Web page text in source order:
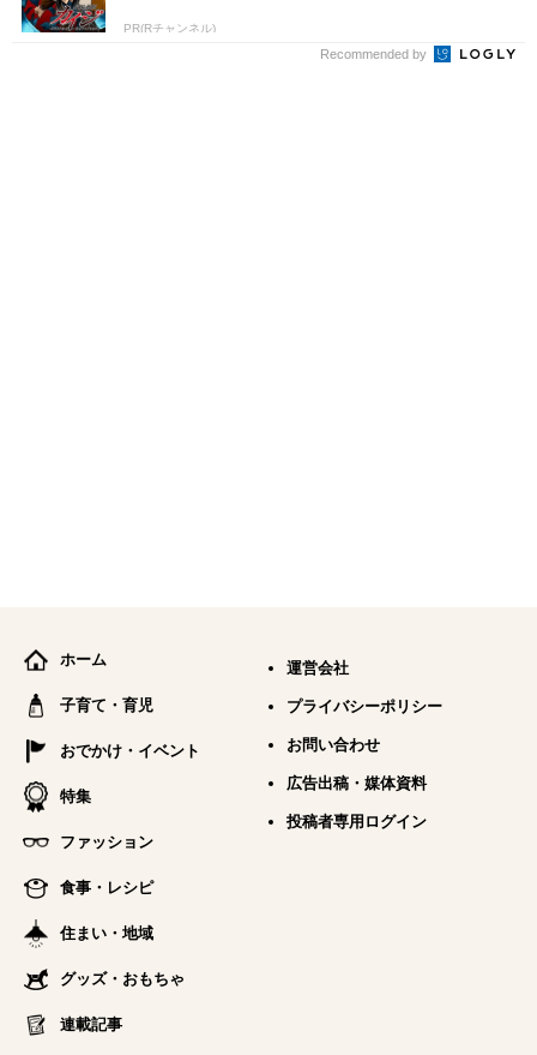
PR(Rチャンネル)
Recommended by
ホーム
子育て・育児
おでかけ・イベント
特集
ファッション
食事・レシピ
住まい・地域
グッズ・おもちゃ
連載記事
運営会社
プライバシーポリシー
お問い合わせ
広告出稿・媒体資料
投稿者専用ログイン